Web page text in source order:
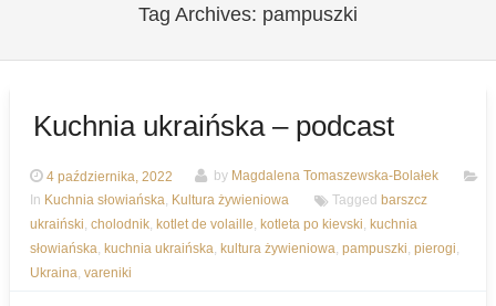
Tag Archives: pampuszki
Kuchnia ukraińska – podcast
4 października, 2022 by Magdalena Tomaszewska-Bolałek
In Kuchnia słowiańska, Kultura żywieniowa Tagged barszcz
ukraiński, cholodnik, kotlet de volaille, kotleta po kievski, kuchnia
słowiańska, kuchnia ukraińska, kultura żywieniowa, pampuszki, pierogi,
Ukraina, vareniki